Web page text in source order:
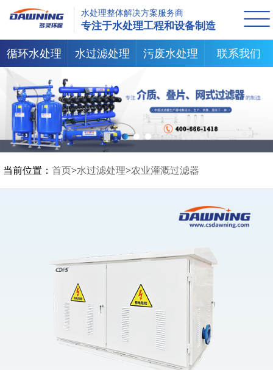
水处理整体解决方案服务商
专注于水处理工程和设备制造
循环水处理 水过滤处理 污废水处理 联系我们
当前位置： 首页>水过滤处理>农业灌溉过滤器